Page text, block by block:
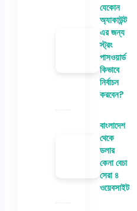
যেকোন
অ্যাকাউন্ট
এর জন্য
স্ট্রং
পাসওয়ার্ড
কিভাবে
নির্বাচন
করবেন?
বাংলাদেশ
থেকে
ডলার
কেনা বেচা
সেরা ৪
ওয়েবসাইট